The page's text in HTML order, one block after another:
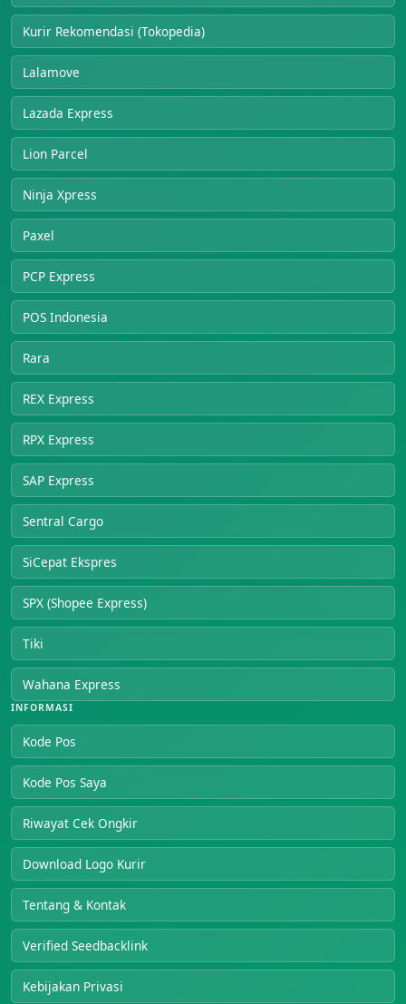
Kurir Rekomendasi (Tokopedia)
Lalamove
Lazada Express
Lion Parcel
Ninja Xpress
Paxel
PCP Express
POS Indonesia
Rara
REX Express
RPX Express
SAP Express
Sentral Cargo
SiCepat Ekspres
SPX (Shopee Express)
Tiki
Wahana Express
INFORMASI
Kode Pos
Kode Pos Saya
Riwayat Cek Ongkir
Download Logo Kurir
Tentang & Kontak
Verified Seedbacklink
Kebijakan Privasi